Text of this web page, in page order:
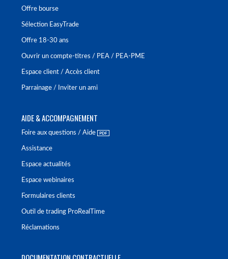
Offre bourse
Sélection EasyTrade
Offre 18-30 ans
Ouvrir un compte-titres / PEA / PEA-PME
Espace client / Accès client
Parrainage / Inviter un ami
AIDE & ACCOMPAGNEMENT
Foire aux questions / Aide
Assistance
Espace actualités
Espace webinaires
Formulaires clients
Outil de trading ProRealTime
Réclamations